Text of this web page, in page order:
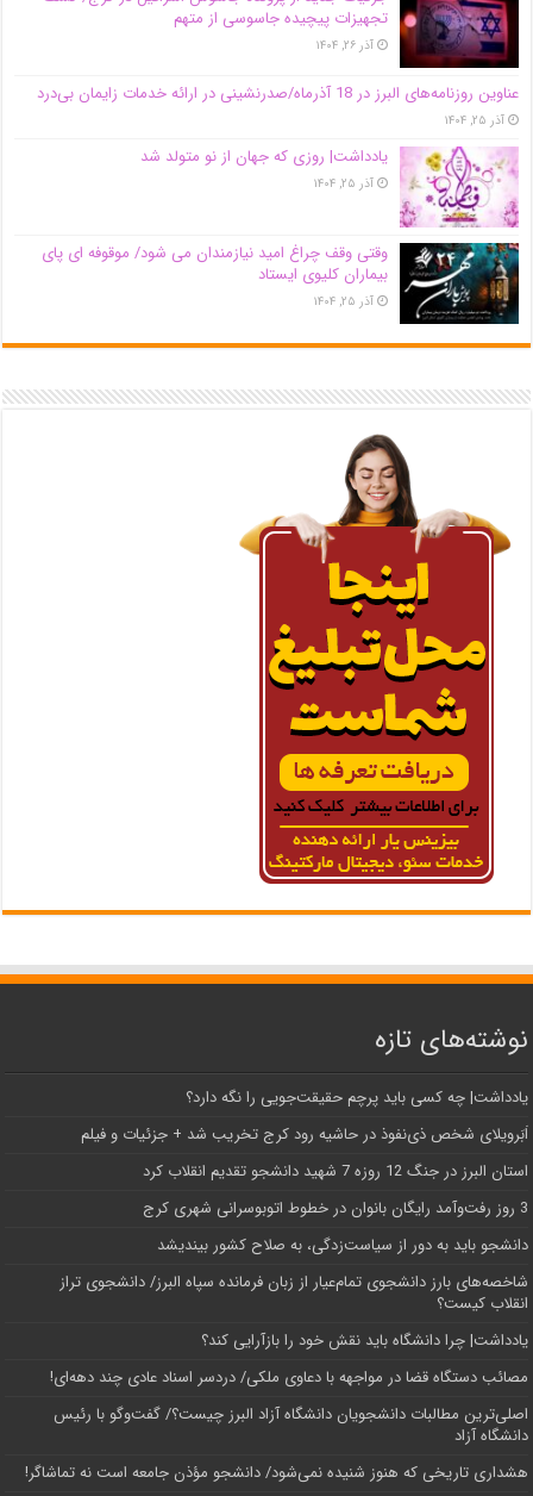
تجهیزات پیچیده جاسوسی از متهم
آذر ۲۶, ۱۴۰۴
عناوین روزنامه‌های البرز در ‌18 آذرماه/صدرنشینی در ارائه خدمات زایمان بی‌درد
آذر ۲۵, ۱۴۰۴
یادداشت| روزی که جهان از نو متولد شد
آذر ۲۵, ۱۴۰۴
وقتی وقف چراغ امید نیازمندان می شود/ موقوفه ای پای
بیماران کلیوی ایستاد
آذر ۲۵, ۱۴۰۴
نوشته‌های تازه
یادداشت| ‌چه کسی باید پرچم حقیقت‌جویی را نگه دارد؟
اَبَر‌ویلای شخص ذی‌نفوذ در حاشیه‌ رود کرج تخریب شد + جزئیات و فیلم
استان البرز در جنگ 12 روزه 7 شهید دانشجو تقدیم انقلاب کرد
3 روز رفت‌وآمد رایگان بانوان در خطوط اتوبوسرانی شهری کرج
دانشجو باید به دور از سیاست‌زدگی، به صلاح کشور بیندیشد
شاخصه‌های بارز دانشجوی تمام‌عیار از زبان فرمانده سپاه البرز/ دانشجوی تراز
انقلاب کیست؟
یادداشت| چرا دانشگاه باید نقش خود را بازآرایی کند؟
مصائب دستگاه قضا در مواجهه با دعاوی ملکی/ دردسر اسناد عادی چند‌ دهه‌ای!
اصلی‌ترین مطالبات دانشجویان دانشگاه آزاد البرز چیست؟/ گفت‌وگو با رئیس
دانشگاه آز‌اد
هشداری تاریخی که هنوز شنیده نمی‌شود/ دانشجو مؤذن جامعه است نه تماشاگر!